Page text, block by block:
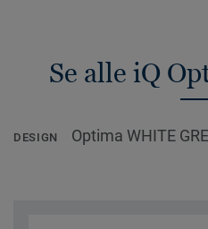
Se alle iQ
DESIGN Optima WHITE